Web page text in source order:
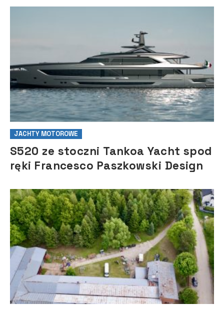
JACHTY MOTOROWE
S520 ze stoczni Tankoa Yacht spod
ręki Francesco Paszkowski Design